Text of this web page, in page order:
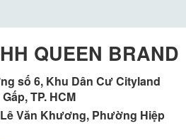
QUEEN BRAND
số 6, Khu Dân Cư Cityland
TP. HCM
Văn Khương, Phường Hiệp